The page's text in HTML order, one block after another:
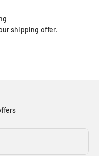
shipping offer.